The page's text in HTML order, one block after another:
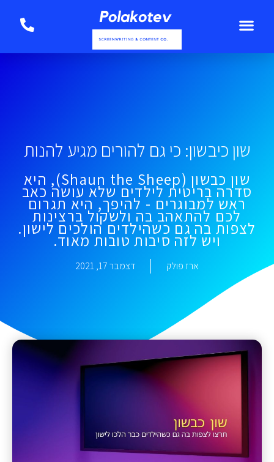
שון כיבשון: כי גם להורים מגיע להנות
שון כבשון (Shaun the Sheep), היא
סדרה בריטית לילדים שלא עושה כאב
ראש למבוגרים - להיפך, היא תגרום
לכם להתאהב בה ולשקול ברצינות
לצפות בה גם כשהילדים הולכים לישון.
ויש לזה סיבות טובות מאוד.
ארז פולק דצמבר 17, 2021